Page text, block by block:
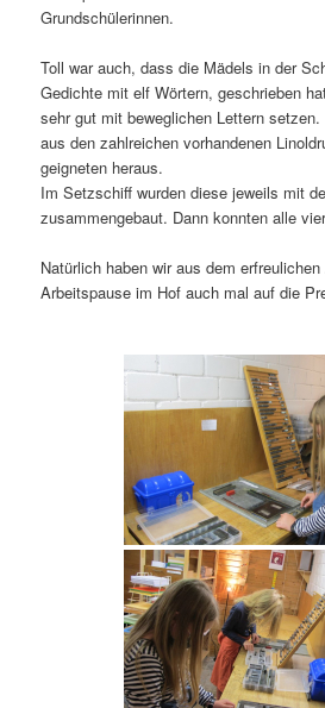
Grundschülerinnen.
Toll war auch, dass die Mädels in der
Gedichte mit elf Wörtern, geschrieben
sehr gut mit beweglichen Lettern
aus den zahlreichen vorhandenen
geigneten heraus.
Im Setzschiff wurden diese jeweils mit
zusammengebaut. Dann konnten alle
Natürlich haben wir aus dem
Arbeitspause im Hof auch mal auf die